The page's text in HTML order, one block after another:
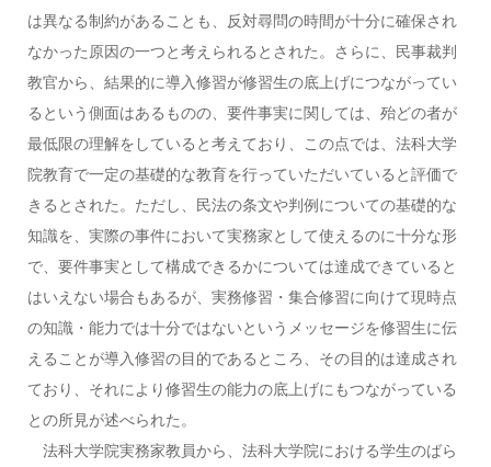
は異なる制約があることも、反対尋問の時間が十分に確保され
なかった原因の一つと考えられるとされた。さらに、民事裁判
教官から、結果的に導入修習が修習生の底上げにつながってい
るという側面はあるものの、要件事実に関しては、殆どの者が
最低限の理解をしていると考えており、この点では、法科大学
院教育で一定の基礎的な教育を行っていただいていると評価で
きるとされた。ただし、民法の条文や判例についての基礎的な
知識を、実際の事件において実務家として使えるのに十分な形
で、要件事実として構成できるかについては達成できていると
はいえない場合もあるが、実務修習・集合修習に向けて現時点
の知識・能力では十分ではないというメッセージを修習生に伝
えることが導入修習の目的であるところ、その目的は達成され
ており、それにより修習生の能力の底上げにもつながっている
との所見が述べられた。
法科大学院実務家教員から、法科大学院における学生のばら